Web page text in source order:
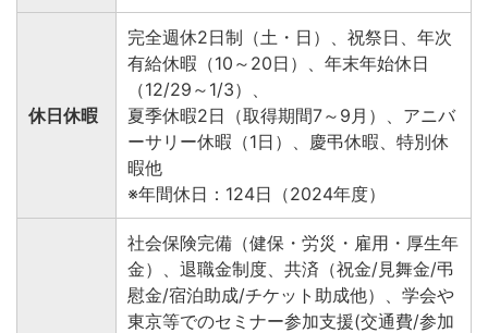
休日休暇
完全週休2日制（土・日）、祝祭日、年次
有給休暇（10～20日）、年末年始休日
（12/29～1/3）、
夏季休暇2日（取得期間7～9月）、アニバ
ーサリー休暇（1日）、慶弔休暇、特別休
暇他
※年間休日：124日（2024年度）
社会保険完備（健保・労災・雇用・厚生年
金）、退職金制度、共済（祝金/見舞金/弔
慰金/宿泊助成/チケット助成他）、学会や
東京等でのセミナー参加支援(交通費/参加